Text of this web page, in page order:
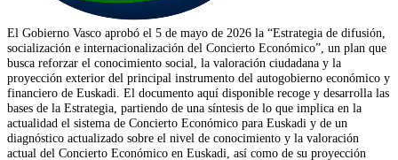
El Gobierno Vasco aprobó el 5 de mayo de 2026 la “Estrategia de difusión,
socialización e internacionalización del Concierto Económico”, un plan que
busca reforzar el conocimiento social, la valoración ciudadana y la
proyección exterior del principal instrumento del autogobierno económico y
financiero de Euskadi. El documento aquí disponible recoge y desarrolla las
bases de la Estrategia, partiendo de una síntesis de lo que implica en la
actualidad el sistema de Concierto Económico para Euskadi y de un
diagnóstico actualizado sobre el nivel de conocimiento y la valoración
actual del Concierto Económico en Euskadi, así como de su proyección